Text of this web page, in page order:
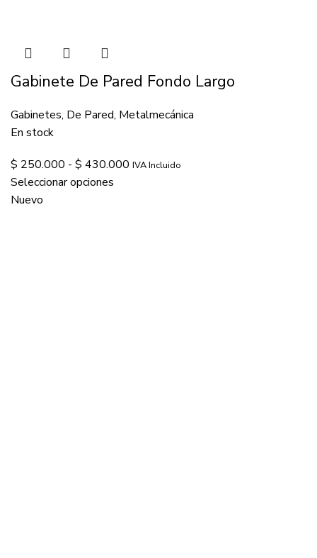
Gabinete De Pared Fondo Largo
Gabinetes, De Pared, Metalmecánica
En stock
$ 250.000 - $ 430.000 IVA Incluido
Seleccionar opciones
Nuevo